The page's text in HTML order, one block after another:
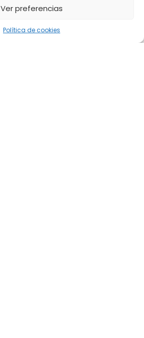
Ver preferencias
Política de cookies